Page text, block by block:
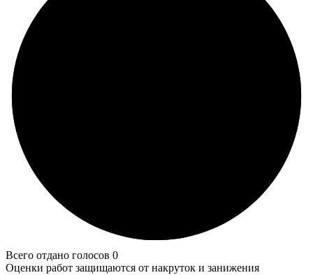
Всего отдано голосов 0
Оценки работ защищаются от накруток и занижения